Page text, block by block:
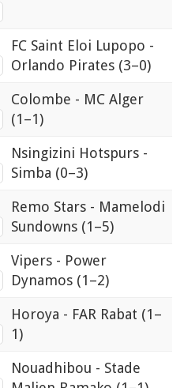
FC Saint Eloi Lupopo -
Orlando Pirates (3–0)
Colombe - MC Alger
(1–1)
Nsingizini Hotspurs -
Simba (0–3)
Remo Stars - Mamelodi
Sundowns (1–5)
Vipers - Power
Dynamos (1–2)
Horoya - FAR Rabat (1–
1)
Nouadhibou - Stade